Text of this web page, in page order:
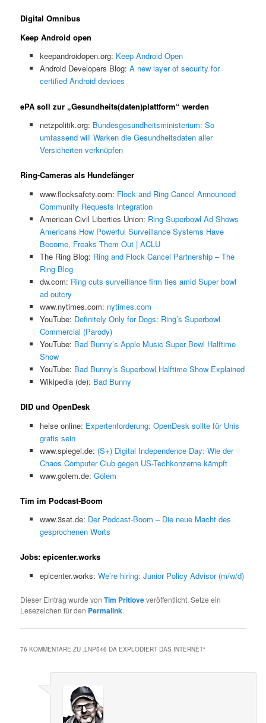
Digital Omnibus
Keep Android open
keepandroidopen.org: Keep Android Open
Android Developers Blog: A new layer of security for
certified Android devices
ePA soll zur „Gesundheits(daten)plattform“ werden
netzpolitik.org: Bundesgesundheitsministerium: So
umfassend will Warken die Gesundheitsdaten aller
Versicherten verknüpfen
Ring-Cameras als Hundefänger
www.flocksafety.com: Flock and Ring Cancel Announced
Community Requests Integration
American Civil Liberties Union: Ring Superbowl Ad Shows
Americans How Powerful Surveillance Systems Have
Become, Freaks Them Out | ACLU
The Ring Blog: Ring and Flock Cancel Partnership – The
Ring Blog
dw.com: Ring cuts surveillance firm ties amid Super bowl
ad outcry
www.nytimes.com: nytimes.com
YouTube: Definitely Only for Dogs: Ring’s Superbowl
Commercial (Parody)
YouTube: Bad Bunny’s Apple Music Super Bowl Halftime
Show
YouTube: Bad Bunny’s Superbowl Halftime Show Explained
Wikipedia (de): Bad Bunny
DID und OpenDesk
heise online: Expertenforderung: OpenDesk sollte für Unis
gratis sein
www.spiegel.de: (S+) Digital Independence Day: Wie der
Chaos Computer Club gegen US-Techkonzerne kämpft
www.golem.de: Golem
Tim im Podcast-Boom
www.3sat.de: Der Podcast-Boom – Die neue Macht des
gesprochenen Worts
Jobs: epicenter.works
epicenter.works: We’re hiring: Junior Policy Advisor (m/w/d)
Dieser Eintrag wurde vonTim Pritloveveröffentlicht. Setze ein
Lesezeichen für den Permalink.
76 KOMMENTARE ZU „LNP546 DA EXPLODIERT DAS INTERNET“